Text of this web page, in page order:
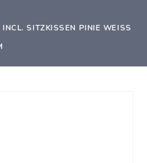
SITZKISSEN PINIE WEISS